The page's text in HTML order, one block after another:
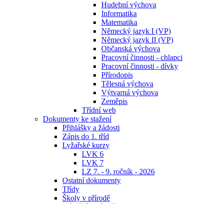
Hudební výchova
Informatika
Matematika
Německý jazyk I (VP)
Německý jazyk II (VP)
Občanská výchova
Pracovní činnosti - chlapci
Pracovní činnosti - dívky
Přírodopis
Tělesná výchova
Výtvarná výchova
Zeměpis
Třídní web
Dokumenty ke stažení
Přihlášky a žádosti
Zápis do 1. tříd
Lyžařské kurzy
LVK 6
LVK 7
LZ 7. - 9. ročník - 2026
Ostatní dokumenty
Třídy
Školy v přírodě